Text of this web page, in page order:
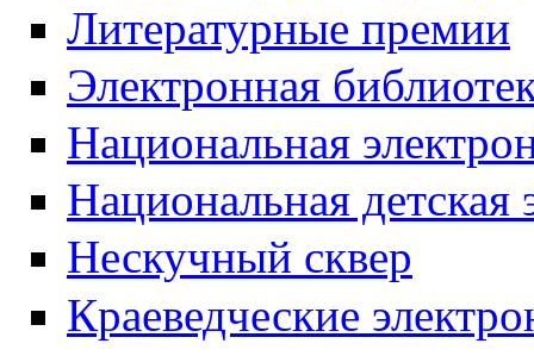
Литературные премии
Электронная
Национальная
Национальная детская
Нескучный сквер
Краеведческие